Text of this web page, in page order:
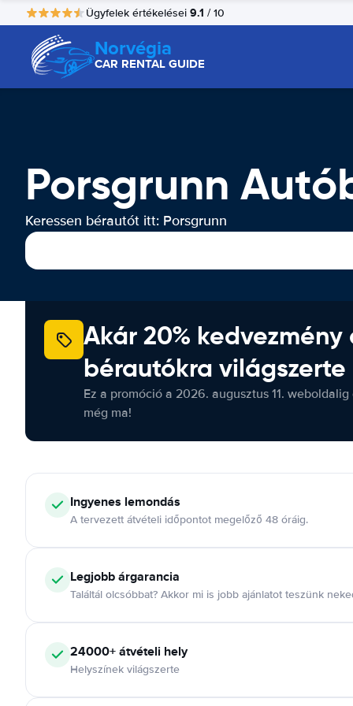
Ügyfelek értékelései 9.1 / 10
Norvégia
CAR RENTAL GUIDE
Porsgrunn
Keressen bérautót itt: Porsgrunn
Akár 20% kedvezmény
bérautókra világszerte
Ez a promóció a 2026. augusztus 11.
még ma!
Ingyenes lemondás
A tervezett átvételi időpontot megelőző 48 óráig.
Legjobb árgarancia
Találtál olcsóbbat? Akkor mi is jobb ajánlatot teszünk
24000+ átvételi hely
Helyszínek világszerte